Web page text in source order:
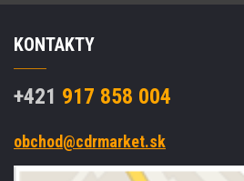
KONTAKTY
+421 917 858 004
obchod@cdrmarket.sk